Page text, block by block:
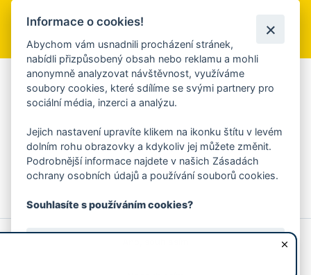
Přihlásit se k odběru
Aplikace Mobilní rozhlas
Chcete dostávat do svého mobilu či mailu upozornění na
ankety, pozvánky na kulturní a sportovní akce?
Více informací o aplikaci
© 2026 Magistrát města Zlína
Prohlášení o používání cookies
Informace o cookies!
Abychom vám usnadnili procházení stránek,
nabídli přizpůsobený obsah nebo reklamu a mohli
anonymně analyzovat návštěvnost, využíváme
soubory cookies, které sdílíme se svými partnery pro
sociální média, inzerci a analýzu.
Jejich nastavení upravíte klikem na ikonku štítu v levém
dolním rohu obrazovky a kdykoliv jej můžete změnit.
Podrobnější informace najdete v našich Zásadách
ochrany osobních údajů a používání souborů cookies.
Souhlasíte s používáním cookies?